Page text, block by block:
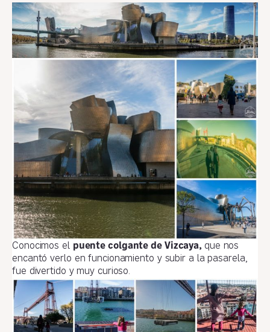
Conocimos el puente colgante de Vizcaya, que nos
encantó verlo en funcionamiento y subir a la pasarela,
fue divertido y muy curioso.